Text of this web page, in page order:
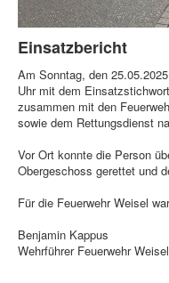
Einsatzbericht
Am Sonntag, den
Uhr mit dem
zusammen mit den
sowie dem Rettungsdienst
Vor Ort konnte die Person
Obergeschoss gerettet und
Für die Feuerwehr Weisel
Benjamin Kappus
Wehrführer Feuerwehr Weisel